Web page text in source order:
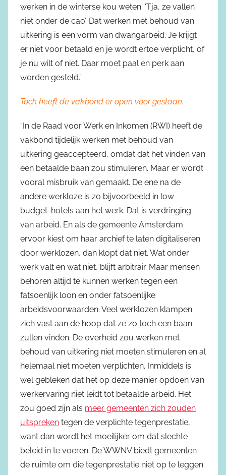
werken in de winterse kou weten: ‘Tja, ze vallen
niet onder de cao’. Dat werken met behoud van
uitkering is een vorm van dwangarbeid. Je krijgt
er niet voor betaald en je wordt ertoe verplicht, of
je nu wilt of niet. Daar moet paal en perk aan
worden gesteld.”
Toch heeft de vakbond er open voor gestaan.
“In de Raad voor Werk en Inkomen (RWI) heeft de
vakbond tijdelijk werken met behoud van
uitkering geaccepteerd, omdat dat het vinden van
een betaalde baan zou stimuleren. Maar er wordt
vooral misbruik van gemaakt. De ene na de
andere werkloze is zo bijvoorbeeld in low
budget-hotels aan het werk. Dat is verdringing
van arbeid. En als de gemeente Amsterdam
ervoor kiest om haar archief te laten digitaliseren
door werklozen, dan klopt dat niet. Wat onder
werk valt en wat niet, blijft arbitrair. Maar mensen
behoren altijd te kunnen werken tegen een
fatsoenlijk loon en onder fatsoenlijke
arbeidsvoorwaarden. Veel werklozen klampen
zich vast aan de hoop dat ze zo toch een baan
zullen vinden. De overheid zou werken met
behoud van uitkering niet moeten stimuleren en al
helemaal niet moeten verplichten. Inmiddels is
wel gebleken dat het op deze manier opdoen van
werkervaring niet leidt tot betaalde arbeid. Het
zou goed zijn als meer gemeenten zich zouden
uitspreken tegen de verplichte tegenprestatie,
want dan wordt het moeilijker om dat slechte
beleid in te voeren. De WWNV biedt gemeenten
de ruimte om die tegenprestatie niet op te leggen.